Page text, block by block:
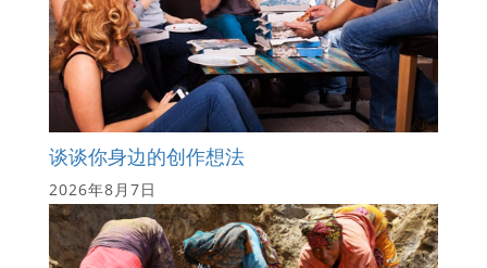
谈谈你身边的创作想法
2026年8月7日